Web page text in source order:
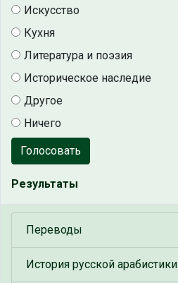
Искусство
Кухня
Литература и поэзия
Историческое наследие
Другое
Ничего
Голосовать
Результаты
Переводы
История русской арабистики